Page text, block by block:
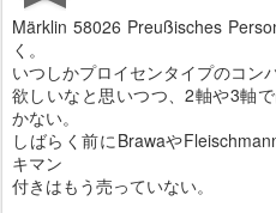
Märklin 58026 Preußisches
く。
いつしかプロイセンタイプのコン
欲しいなと思いつつ、2軸や3軸
かない。
しばらく前にBrawaや
キマン
付きはもう売っていない。